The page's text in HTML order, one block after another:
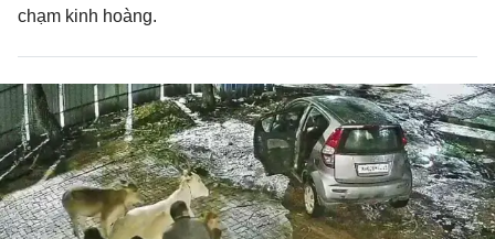
chạm kinh hoàng.